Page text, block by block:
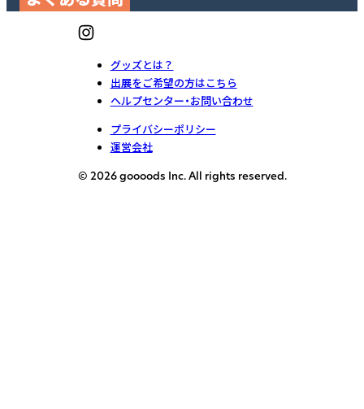
グッズとは？
出展をご希望の方はこちら
ヘルプセンター・お問い合わせ
プライバシーポリシー
運営会社
© 2026 goooods Inc. All rights reserved.